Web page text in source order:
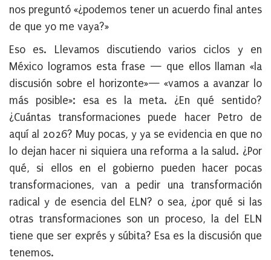
nos preguntó «¿podemos tener un acuerdo final antes
de que yo me vaya?»
Eso es. Llevamos discutiendo varios ciclos y en
México logramos esta frase — que ellos llaman «la
discusión sobre el horizonte»— «vamos a avanzar lo
más posible»: esa es la meta. ¿En qué sentido?
¿Cuántas transformaciones puede hacer Petro de
aquí al 2026? Muy pocas, y ya se evidencia en que no
lo dejan hacer ni siquiera una reforma a la salud. ¿Por
qué, si ellos en el gobierno pueden hacer pocas
transformaciones, van a pedir una transformación
radical y de esencia del ELN? o sea, ¿por qué si las
otras transformaciones son un proceso, la del ELN
tiene que ser exprés y súbita? Esa es la discusión que
tenemos.